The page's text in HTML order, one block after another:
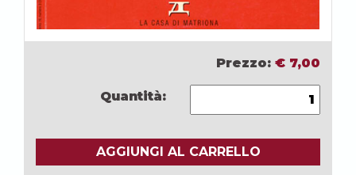
Prezzo: € 7,00
Quantità:
AGGIUNGI AL CARRELLO